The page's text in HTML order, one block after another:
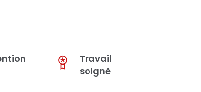
Travail
soigné